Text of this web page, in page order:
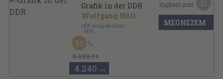
Grafik in der DDR
Wolfgang Hütt
VEB Verlag der Kunst
1979
Vászon
8.480 Ft
50
4.240 ,-Ft
Kapható pont:
MEGNÉZEM